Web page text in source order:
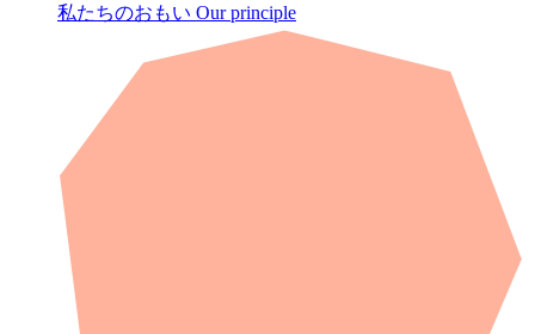
私たちのおもい Our principle